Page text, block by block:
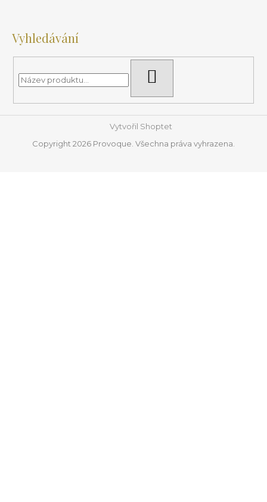
Vyhledávání
Vytvořil Shoptet
Copyright 2026 Provoque . Všechna práva vyhrazena.